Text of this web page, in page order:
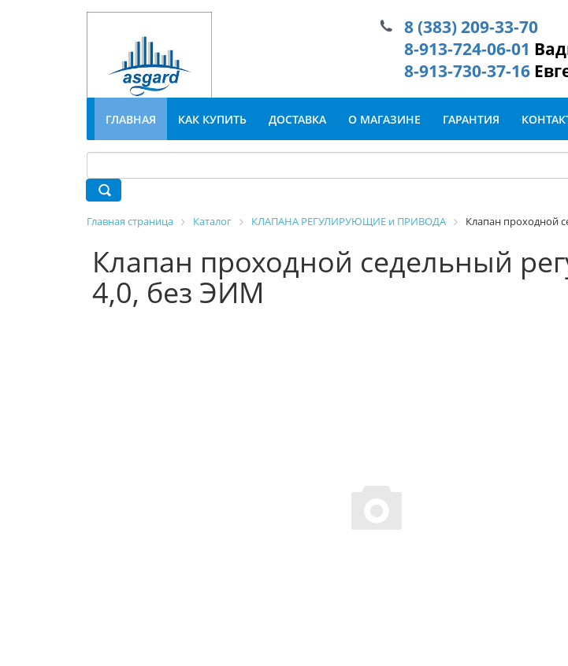
8 (383) 209-33-70
8-913-724-06-01
8-913-730-37-16
ГЛАВНАЯ КАК КУПИТЬ ДОСТАВКА О МАГАЗИНЕ ГАРАНТИЯ
Главная страница Каталог КЛАПАНА РЕГУЛИРУЮЩИЕ и ПРИВОДА Клапан проходной
Клапан проходной седельный
4,0, без ЭИМ